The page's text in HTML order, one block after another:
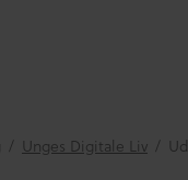
/ Unges Digitale Liv /